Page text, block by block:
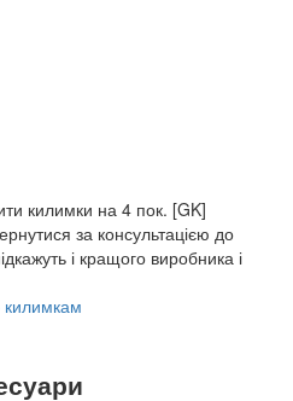
килимки на 4 пок. [GK]
за консультацією до
і кращого виробника і
килимкам